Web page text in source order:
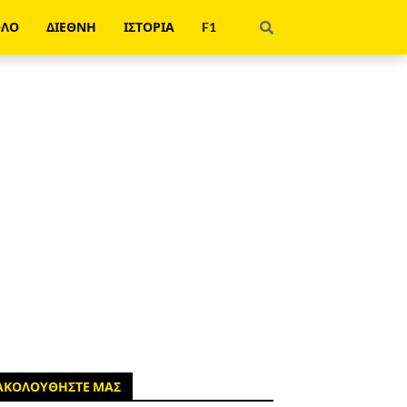
ΔΙΕΘΝΗ ΙΣΤΟΡΙΑ F1
ΜΑΣ